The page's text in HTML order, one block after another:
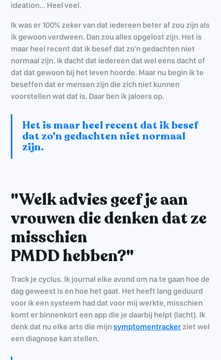
ideation... Heel veel.
Ik was er 100% zeker van dat iedereen beter af zou zijn als
ik gewoon verdween. Dan zou alles opgelost zijn. Het is
maar heel recent dat ik besef dat zo'n gedachten niet
normaal zijn. Ik dacht dat iedereen dat wel eens dacht of
dat dat gewoon bij het leven hoorde. Maar nu begin ik te
beseffen dat er mensen zijn die zich niet kunnen
voorstellen wat dat is. Daar ben ik jaloers op.
Het is maar heel recent dat ik besef
dat zo'n gedachten niet normaal
zijn.
"Welk advies geef je aan
vrouwen die denken dat ze
misschien
PMDD hebben?"
Track je cyclus. Ik journal elke avond om na te gaan hoe de
dag geweest is en hoe het gaat. Het heeft lang geduurd
voor ik een systeem had dat voor mij werkte, misschien
komt er binnenkort een app die je daarbij helpt (lacht). Ik
denk dat nu elke arts die mijnsymptomentrackerziet wel
een diagnose kan stellen.